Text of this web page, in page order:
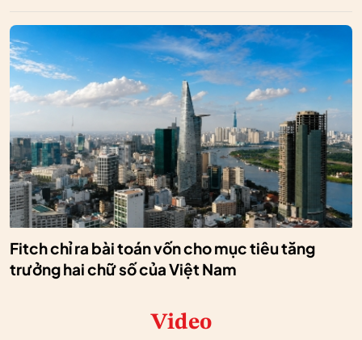
Fitch chỉ ra bài toán vốn cho mục tiêu tăng
trưởng hai chữ số của Việt Nam
Video